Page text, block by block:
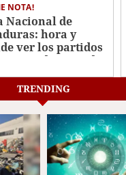
NOTA!
Nacional de
hora y
ver los partidos
segunda jornada
TRENDING